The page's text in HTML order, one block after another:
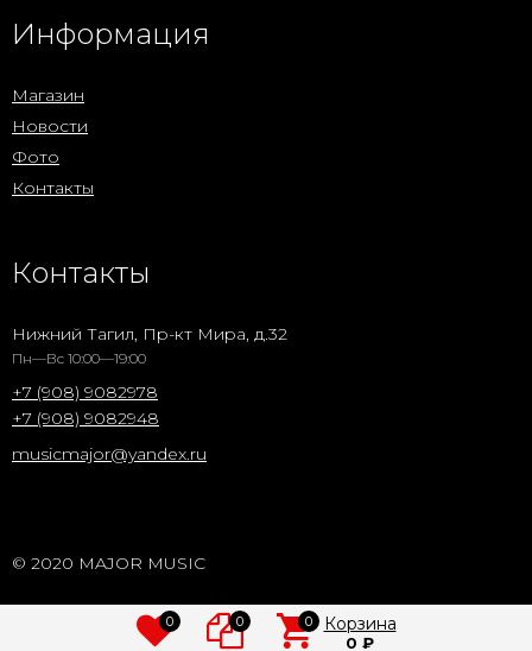
Информация
Магазин
Новости
Фото
Контакты
Контакты
Нижний Тагил, Пр-кт Мира, д.32
Пн—Вс 10:00—19:00
+7 (908) 9082978
+7 (908) 9082948
musicmajor@yandex.ru
© 2020 MAJOR MUSIC
0 0 0 Корзина
0 ₽